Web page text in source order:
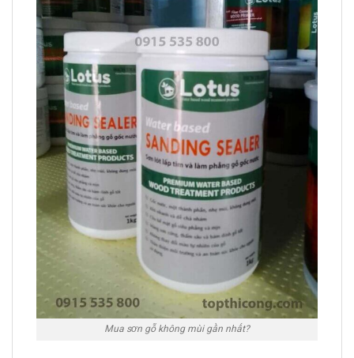
Mua sơn gỗ không mùi gần nhất?